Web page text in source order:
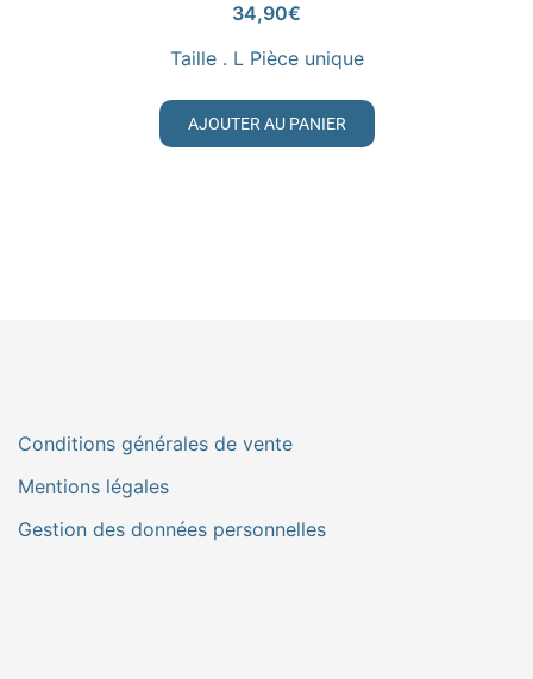
34,90€
Taille . L Pièce unique
AJOUTER AU PANIER
Conditions générales de vente
Mentions légales
Gestion des données personnelles